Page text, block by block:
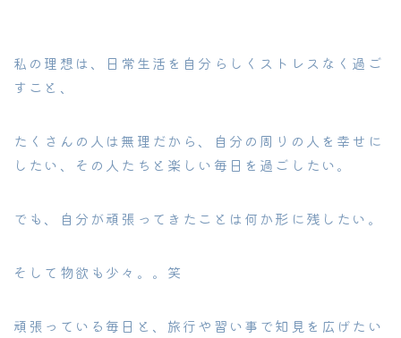
私の理想は、日常生活を自分らしくストレスなく過ご
すこと、
たくさんの人は無理だから、自分の周りの人を幸せに
したい、その人たちと楽しい毎日を過ごしたい。
でも、自分が頑張ってきたことは何か形に残したい。
そして物欲も少々。。笑
頑張っている毎日と、旅行や習い事で知見を広げたい